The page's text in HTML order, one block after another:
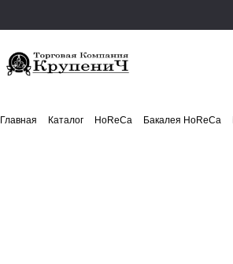
Главная Каталог HoReCa Бакалея HoReCa